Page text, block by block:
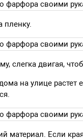
пленку.
слегка двигая,
на улице
материал. Если